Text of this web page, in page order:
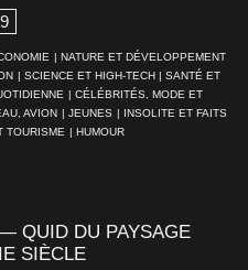
| NATURE ET DÉVELOPPEMENT
| SCIENCE ET HIGH-TECH | SANTÉ ET
| CÉLÉBRITÉS, MODE ET
AVION | JEUNES | INSOLITE ET FAITS
TOURISME | HUMOUR
QUID DU PAYSAGE
SIÈCLE